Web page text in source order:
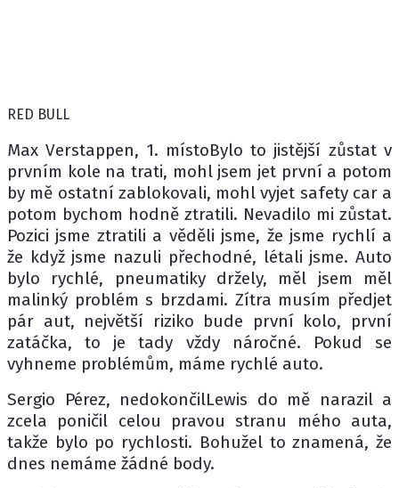
RED BULL
Max Verstappen, 1. místoBylo to jistější zůstat v
prvním kole na trati, mohl jsem jet první a potom
by mě ostatní zablokovali, mohl vyjet safety car a
potom bychom hodně ztratili. Nevadilo mi zůstat.
Pozici jsme ztratili a věděli jsme, že jsme rychlí a
že když jsme nazuli přechodné, létali jsme. Auto
bylo rychlé, pneumatiky držely, měl jsem měl
malinký problém s brzdami. Zítra musím předjet
pár aut, největší riziko bude první kolo, první
zatáčka, to je tady vždy náročné. Pokud se
vyhneme problémům, máme rychlé auto.
Sergio Pérez, nedokončilLewis do mě narazil a
zcela poničil celou pravou stranu mého auta,
takže bylo po rychlosti. Bohužel to znamená, že
dnes nemáme žádné body.